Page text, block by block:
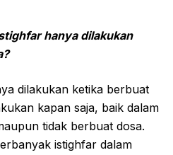
hanya dilakukan
dilakukan ketika berbuat
kapan saja, baik dalam
tidak berbuat dosa.
istighfar dalam